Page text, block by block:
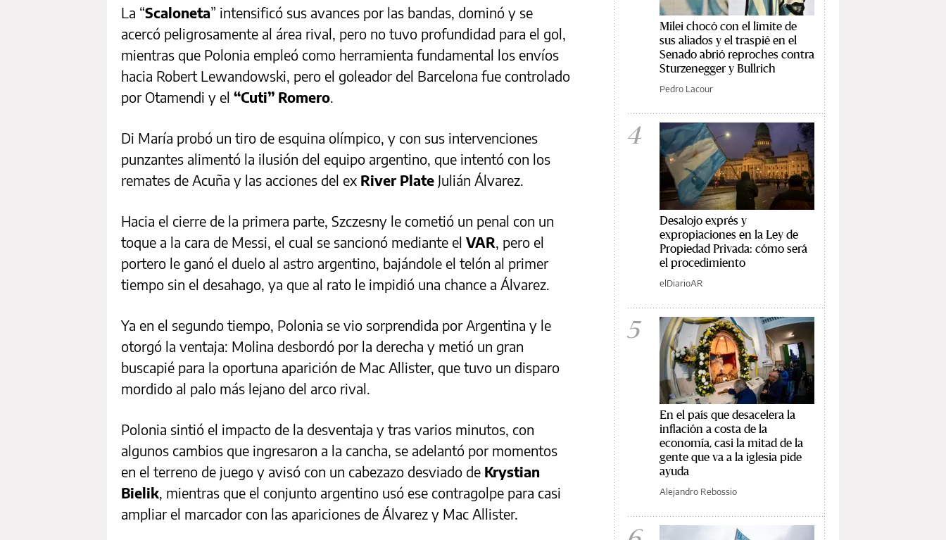
La “Scaloneta” intensificó sus avances por las bandas, dominó y se
acercó peligrosamente al área rival, pero no tuvo profundidad para el gol,
mientras que Polonia empleó como herramienta fundamental los envíos
hacia Robert Lewandowski, pero el goleador del Barcelona fue controlado
por Otamendi y el “Cuti” Romero.
Di María probó un tiro de esquina olímpico, y con sus intervenciones
punzantes alimentó la ilusión del equipo argentino, que intentó con los
remates de Acuña y las acciones del ex River Plate Julián Álvarez.
Hacia el cierre de la primera parte, Szczesny le cometió un penal con un
toque a la cara de Messi, el cual se sancionó mediante el VAR, pero el
portero le ganó el duelo al astro argentino, bajándole el telón al primer
tiempo sin el desahago, ya que al rato le impidió una chance a Álvarez.
Ya en el segundo tiempo, Polonia se vio sorprendida por Argentina y le
otorgó la ventaja: Molina desbordó por la derecha y metió un gran
buscapié para la oportuna aparición de Mac Allister, que tuvo un disparo
mordido al palo más lejano del arco rival.
Polonia sintió el impacto de la desventaja y tras varios minutos, con
algunos cambios que ingresaron a la cancha, se adelantó por momentos
en el terreno de juego y avisó con un cabezazo desviado de Krystian
Bielik, mientras que el conjunto argentino usó ese contragolpe para casi
ampliar el marcador con las apariciones de Álvarez y Mac Allister.
Milei chocó con el límite de
sus aliados y el traspié en el
Senado abrió reproches contra
Sturzenegger y Bullrich
Pedro Lacour
4
Desalojo exprés y
expropiaciones en la Ley de
Propiedad Privada: cómo será
el procedimiento
elDiarioAR
5
En el país que desacelera la
inflación a costa de la
economía, casi la mitad de la
gente que va a la iglesia pide
ayuda
Alejandro Rebossio